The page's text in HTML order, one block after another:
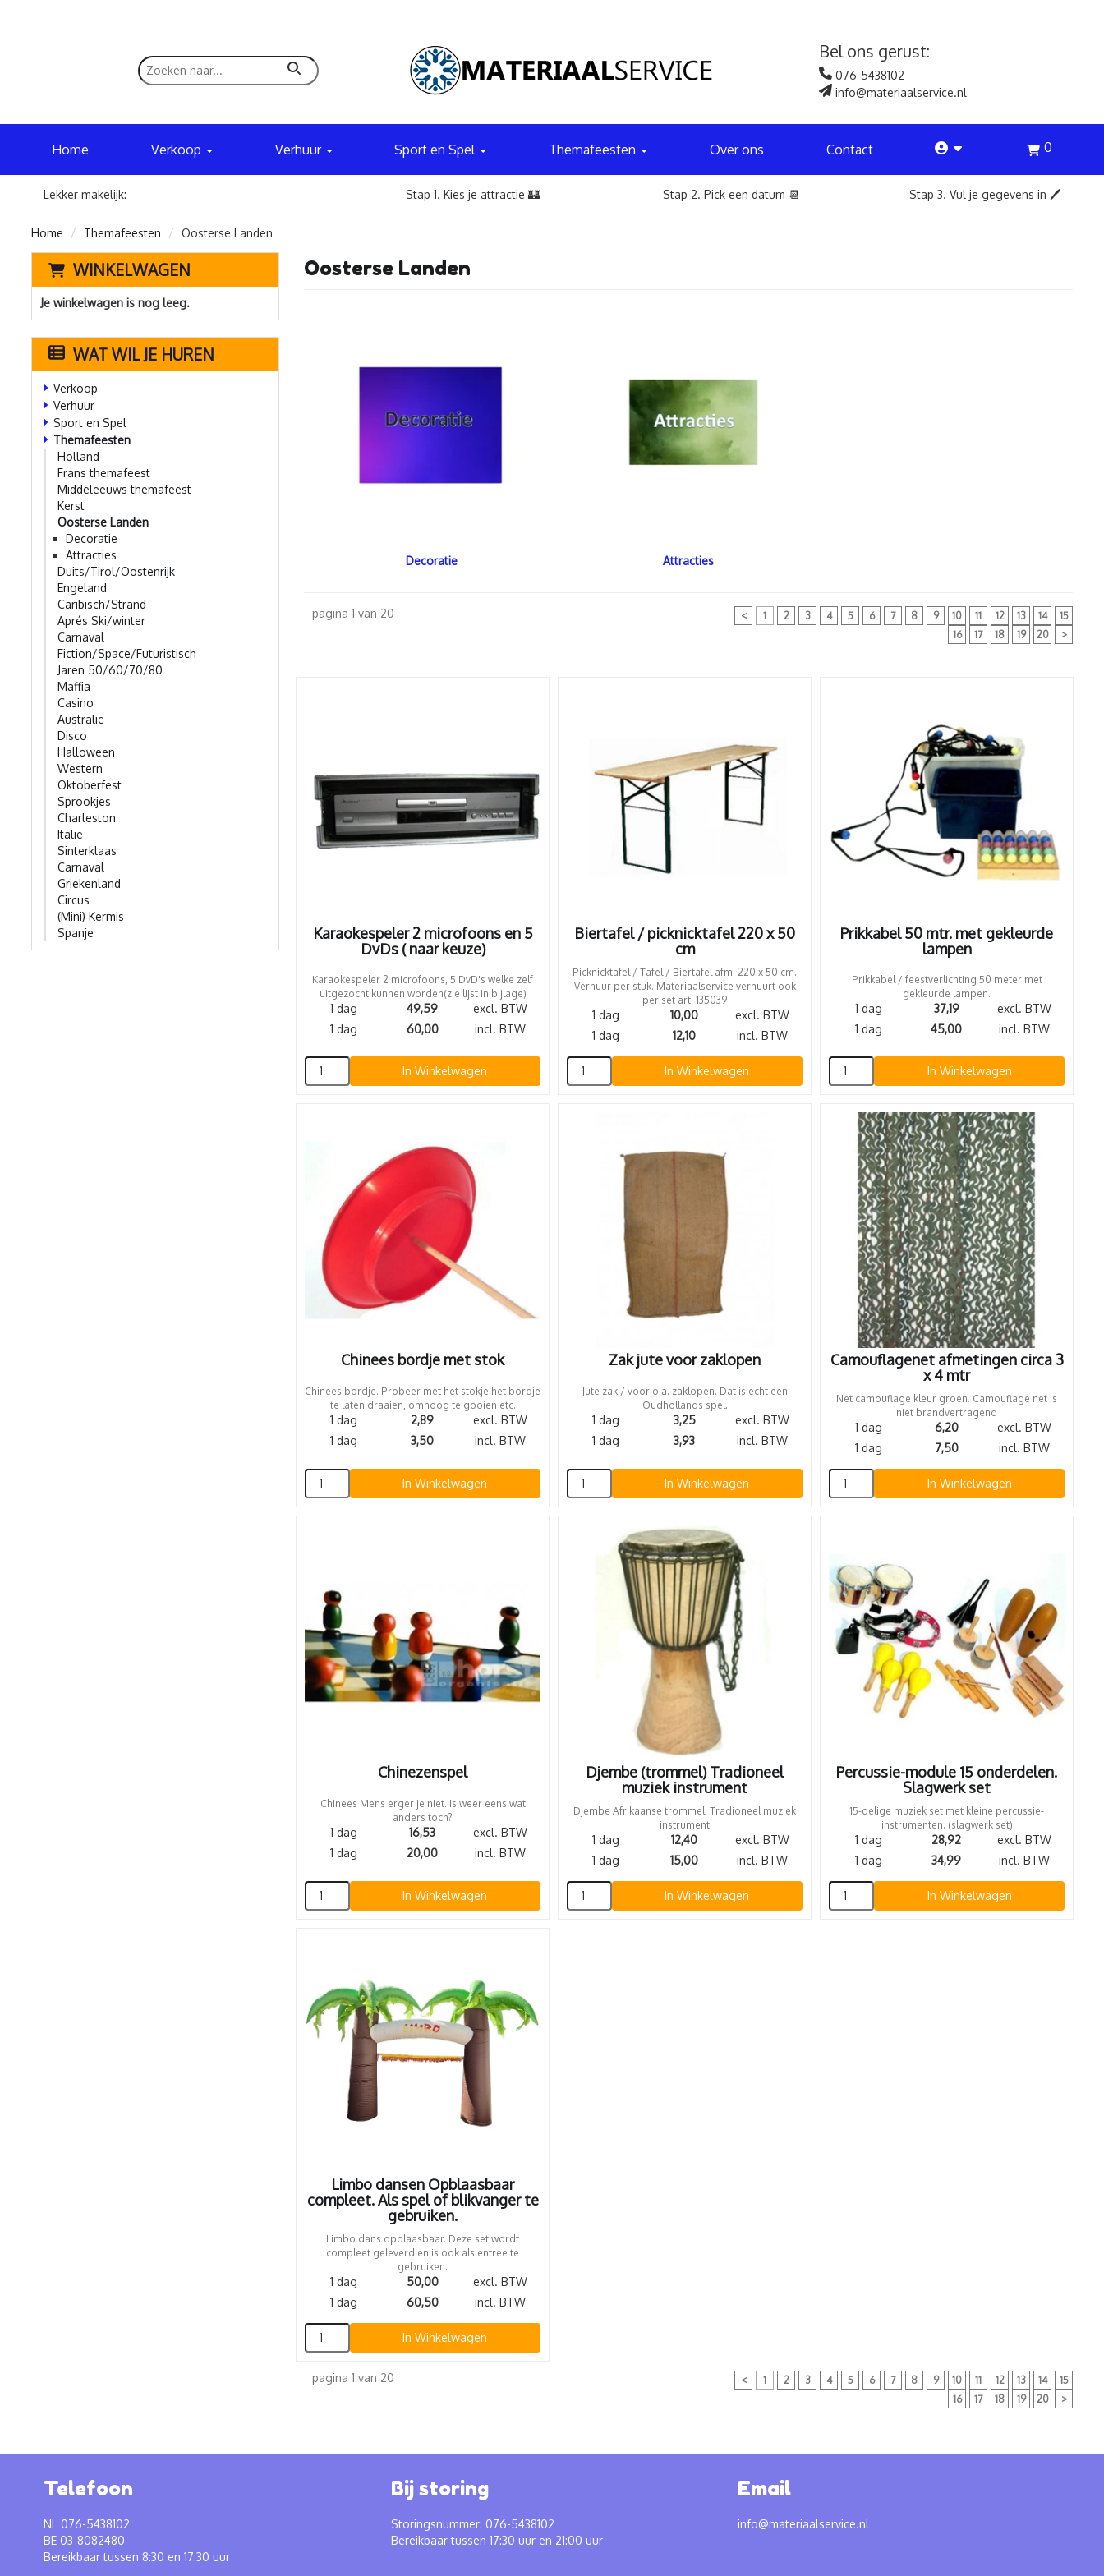
zoeken
Bel ons gerust:
076-5438102
info@materiaalservice.nl
Home Verkoop Verhuur Sport en Spel Themafeesten Over ons Contact account 0
Lekker makelijk: Stap 1. Kies je attractie 🏰 Stap 2. Pick een datum 📆 Stap 3. Vul je gegevens in 🖊️
Home Themafeesten Oosterse Landen
WINKELWAGEN
Je winkelwagen is nog leeg.
WAT WIL JE HUREN
Verkoop
Verhuur
Sport en Spel
Themafeesten
Holland
Frans themafeest
Middeleeuws themafeest
Kerst
Oosterse Landen
Decoratie
Attracties
Duits/Tirol/Oostenrijk
Engeland
Caribisch/Strand
Aprés Ski/winter
Carnaval
Fiction/Space/Futuristisch
Jaren 50/60/70/80
Maffia
Casino
Australië
Disco
Halloween
Western
Oktoberfest
Sprookjes
Charleston
Italië
Sinterklaas
Carnaval
Griekenland
Circus
(Mini) Kermis
Spanje
Oosterse Landen
Decoratie Attracties
pagina 1 van 20 < 1 2 3 4 5 6 7 8 9 10 11 12 13 14
15
16
17 18 19 20 >
Karaokespeler 2 microfoons en 5
DvDs ( naar keuze)
Karaokespeler 2 microfoons, 5 DvD's welke zelf
uitgezocht kunnen worden(zie lijst in bijlage)
1 dag 49,59
excl. BTW
1 dag
60,00 incl. BTW
In Winkelwagen
Biertafel / picknicktafel 220 x 50
cm
Picknicktafel / Tafel / Biertafel afm. 220 x 50 cm.
Verhuur per stuk. Materiaalservice verhuurt ook
per set art. 135039
1 dag 10,00
excl. BTW
1 dag
12,10 incl. BTW
In Winkelwagen
Prikkabel 50 mtr. met gekleurde
lampen
Prikkabel / feestverlichting 50 meter met
gekleurde lampen.
1 dag 37,19
excl. BTW
1 dag
45,00 incl. BTW
In Winkelwagen
Chinees bordje met stok
Chinees bordje. Probeer met het stokje het bordje
te laten draaien, omhoog te gooien etc.
1 dag 2,89
excl. BTW
1 dag
3,50 incl. BTW
In Winkelwagen
Zak jute voor zaklopen
Jute zak / voor o.a. zaklopen. Dat is echt een
Oudhollands spel.
1 dag 3,25
excl. BTW
1 dag
3,93 incl. BTW
In Winkelwagen
Camouflagenet afmetingen circa 3
x 4 mtr
Net camouflage kleur groen. Camouflage net is
niet brandvertragend
1 dag 6,20
excl. BTW
1 dag
7,50 incl. BTW
In Winkelwagen
Chinezenspel
Chinees Mens erger je niet. Is weer eens wat
anders toch?
1 dag 16,53
excl. BTW
1 dag
20,00 incl. BTW
In Winkelwagen
Djembe (trommel) Tradioneel
muziek instrument
Djembe Afrikaanse trommel. Tradioneel muziek
instrument
1 dag 12,40
excl. BTW
1 dag
15,00 incl. BTW
In Winkelwagen
Percussie-module 15 onderdelen.
Slagwerk set
15-delige muziek set met kleine percussie-
instrumenten. (slagwerk set)
1 dag 28,92
excl. BTW
1 dag
34,99 incl. BTW
In Winkelwagen
Limbo dansen Opblaasbaar
compleet. Als spel of blikvanger te
gebruiken.
Limbo dans opblaasbaar. Deze set wordt
compleet geleverd en is ook als entree te
gebruiken.
1 dag 50,00
excl. BTW
1 dag
60,50 incl. BTW
In Winkelwagen
pagina 1 van 20 < 1 2 3 4 5 6 7 8 9 10 11 12 13 14
15
16
17 18 19 20 >
Telefoon
NL 076-5438102
BE 03-8082480
Bereikbaar tussen 8:30 en 17:30 uur
Bij storing
Storingsnummer: 076-5438102
Bereikbaar tussen 17:30 uur en 21:00 uur
Email
info@materiaalservice.nl